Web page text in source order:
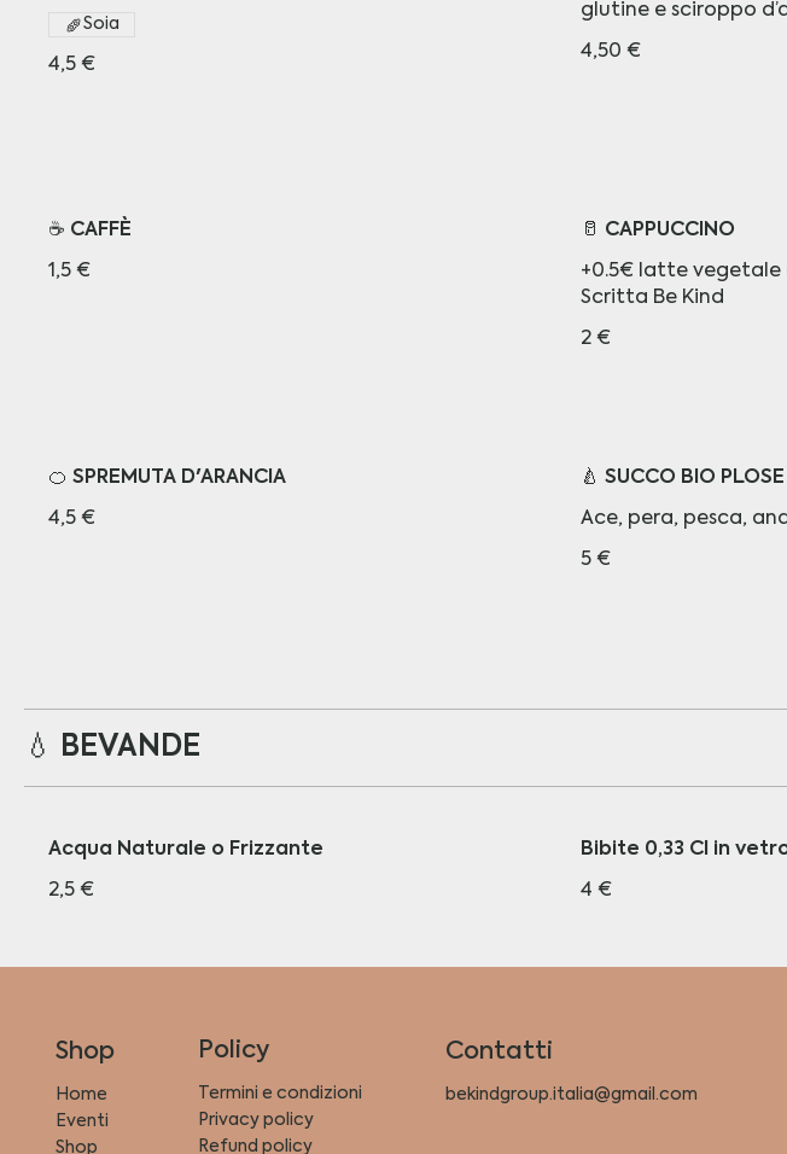
4,5 €
Soia
glutine e sciroppo
4,50 €
☕️ CAFFÈ
1,5 €
🥛 CAPPUCCINO
+0.5€ latte vegetale
Scritta Be Kind
2 €
🍊 SPREMUTA D'ARANCIA
4,5 €
🍐 SUCCO BIO PLOSE
Ace, pera, pesca,
5 €
💧 BEVANDE
Acqua Naturale o Frizzante
2,5 €
Bibite 0,33 Cl in
4 €
Shop
Home
Eventi
Shop
Policy
Termini e condizioni
Privacy policy
Refund policy
Contatti
bekindgroup.italia@gmail.com